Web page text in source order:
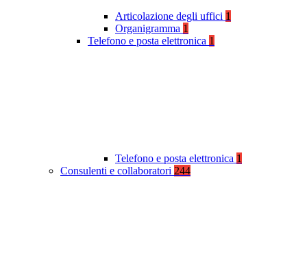
Articolazione degli uffici 1
Organigramma 1
Telefono e posta elettronica 1
Telefono e posta elettronica 1
Consulenti e collaboratori 244